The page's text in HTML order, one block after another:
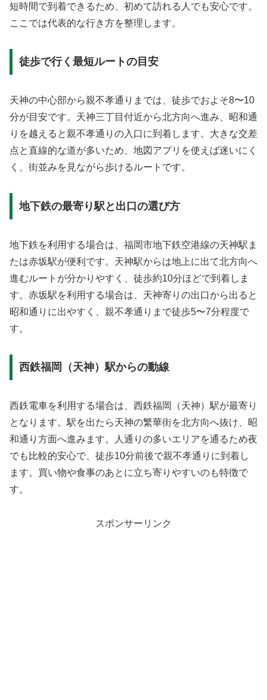
短時間で到着できるため、初めて訪れる人でも安心です。
ここでは代表的な行き方を整理します。
徒歩で行く最短ルートの目安
天神の中心部から親不孝通りまでは、徒歩でおよそ8〜10
分が目安です。天神三丁目付近から北方向へ進み、昭和通
りを越えると親不孝通りの入口に到着します。大きな交差
点と直線的な道が多いため、地図アプリを使えば迷いにく
く、街並みを見ながら歩けるルートです。
地下鉄の最寄り駅と出口の選び方
地下鉄を利用する場合は、福岡市地下鉄空港線の天神駅ま
たは赤坂駅が便利です。天神駅からは地上に出て北方向へ
進むルートが分かりやすく、徒歩約10分ほどで到着しま
す。赤坂駅を利用する場合は、天神寄りの出口から出ると
昭和通りに出やすく、親不孝通りまで徒歩5〜7分程度で
す。
西鉄福岡（天神）駅からの動線
西鉄電車を利用する場合は、西鉄福岡（天神）駅が最寄り
となります。駅を出たら天神の繁華街を北方向へ抜け、昭
和通り方面へ進みます。人通りの多いエリアを通るため夜
でも比較的安心で、徒歩10分前後で親不孝通りに到着し
ます。買い物や食事のあとに立ち寄りやすいのも特徴で
す。
スポンサーリンク